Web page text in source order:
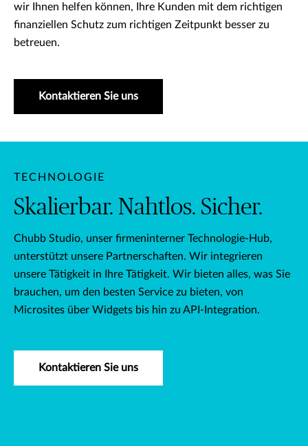
wir Ihnen helfen können, Ihre Kunden mit dem richtigen
finanziellen Schutz zum richtigen Zeitpunkt besser zu
betreuen.
Kontaktieren Sie uns
TECHNOLOGIE
Skalierbar. Nahtlos. Sicher.
Chubb Studio, unser firmeninterner Technologie-Hub,
unterstützt unsere Partnerschaften. Wir integrieren
unsere Tätigkeit in Ihre Tätigkeit. Wir bieten alles, was Sie
brauchen, um den besten Service zu bieten, von
Microsites über Widgets bis hin zu API-Integration.
Kontaktieren Sie uns